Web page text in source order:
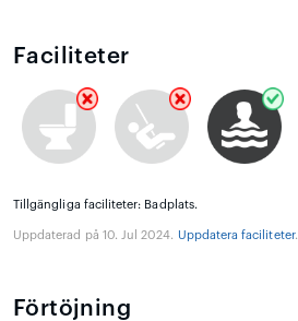
Faciliteter
Tillgängliga faciliteter: Badplats.
Uppdaterad på 10. Jul 2024. Uppdatera faciliteter.
Förtöjning